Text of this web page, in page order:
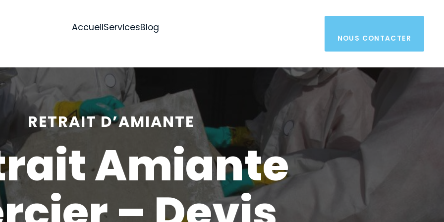
AccueilServicesBlog
NOUS CONTACTER
RETRAIT D’AMIANTE
Amiante